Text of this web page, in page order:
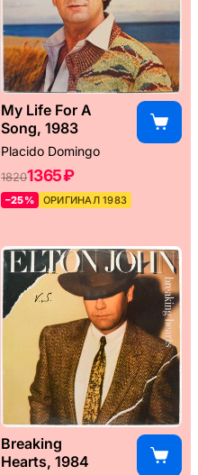
My Life For A
Song, 1983
Placido Domingo
18201365 ₽
–25% ОРИГИНАЛ 1983
Breaking
Hearts, 1984